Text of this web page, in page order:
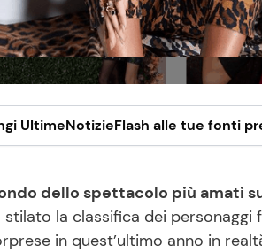
UltimeNotizieFlash alle tue fonti
dello spettacolo più amati
stilato la classifica dei personaggi
in quest’ultimo anno in